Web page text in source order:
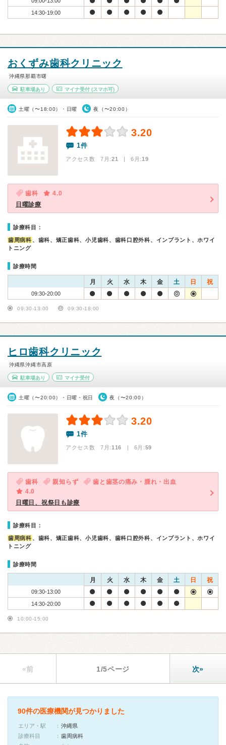
14:30-19:00
おくずみ歯科クリニック
沖縄県那覇市曙
駐車場あり マイナ受付(スマホ可)
土曜（〜18:00）・日曜 夜（〜20:00）
3.20
1件
アクセス数 7月:21 | 6月:19
歯科
4.0
日曜診療
診療科目：
歯周病科 、歯科、矯正歯科、小児歯科、歯科口腔外科、インプラント、ホワイ
トニング
診療時間
月 火 水 木 金 土 日 祝
09:30-20:00
09:30-13:00 09:30-18:00
ヒロ歯科クリニック
沖縄県沖縄市高原
駐車場あり マイナ受付
土曜（〜20:00）・日曜・祝日 夜（〜20:00）
3.20
1件
アクセス数 7月:116 | 6月:59
歯科 親知らず
歯と歯茎の痛み・腫れ・出血
4.0
日曜日、祝祭日も診療
診療科目：
歯周病科 、歯科、矯正歯科、小児歯科、歯科口腔外科、インプラント、ホワイ
トニング
診療時間
月 火 水 木 金 土 日 祝
09:30-13:00
14:30-20:00
10:00-15:00
«前 1/5ページ 次»
90件の医療機関が見つかりました
エリア・駅
沖縄県
診療科目
歯周病科